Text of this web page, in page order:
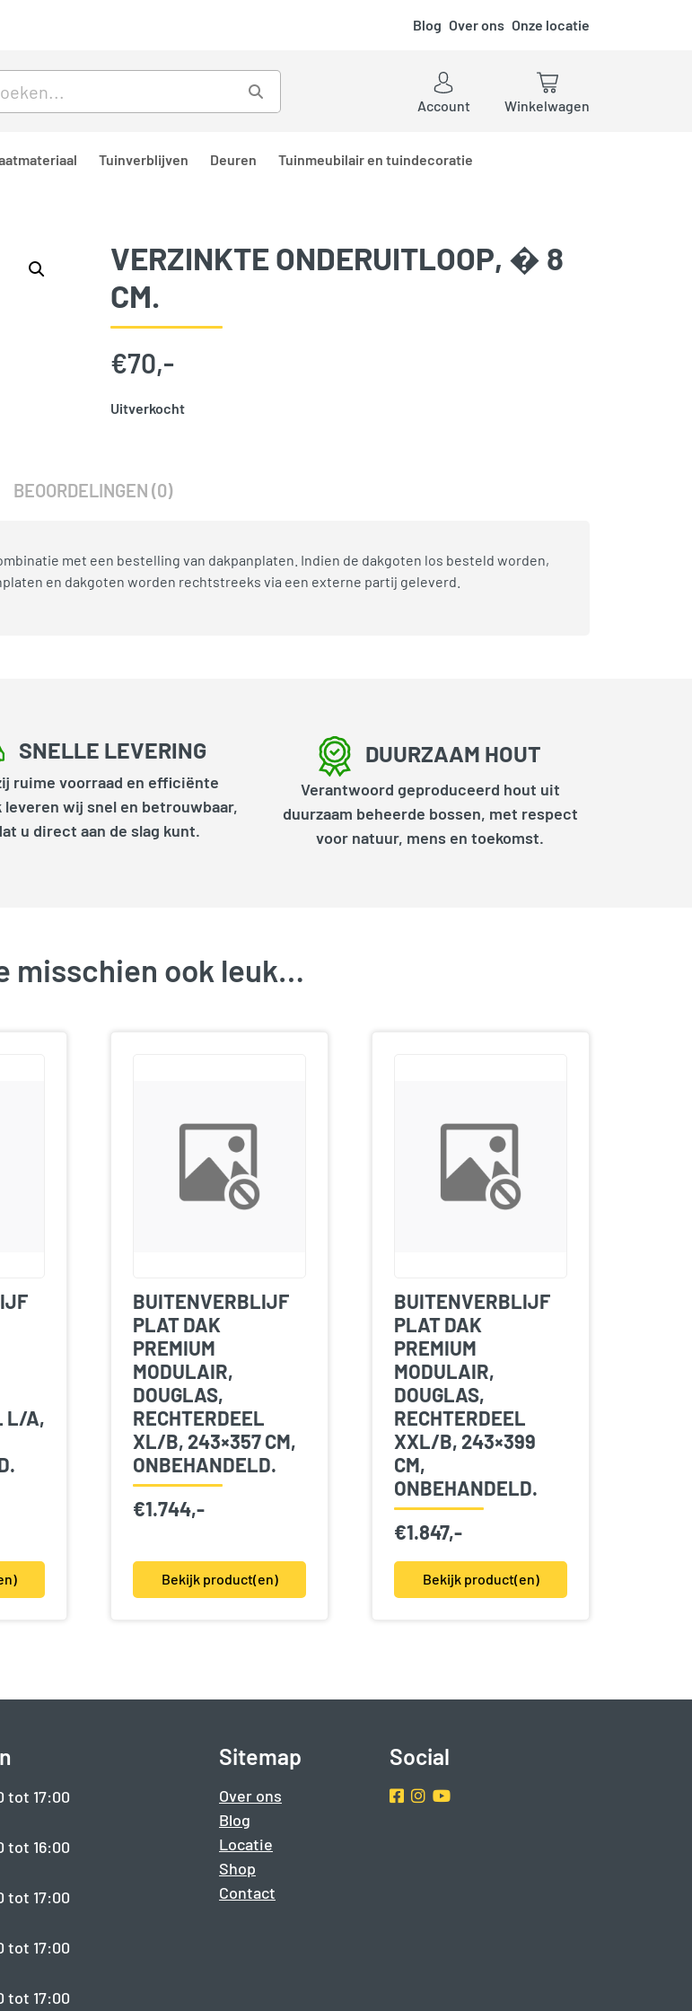
Blog Over ons Onze locatie
Account
Winkelwagen
Tuinverblijven Deuren Tuinmeubilair en tuindecoratie
VERZINKTE ONDERUITLOOP, � 8
CM.
€70,-
Uitverkocht
BEOORDELINGEN (0)
met een bestelling van dakpanplaten. Indien de dakgoten los besteld worden,
en dakgoten worden rechtstreeks via een externe partij geleverd.
SNELLE LEVERING
ruime voorraad en efficiënte
wij snel en betrouwbaar,
u direct aan de slag kunt.
DUURZAAM HOUT
Verantwoord geproduceerd hout uit
duurzaam beheerde bossen, met respect
voor natuur, mens en toekomst.
misschien ook leuk…
L/A,
BUITENVERBLIJF
PLAT DAK
PREMIUM
MODULAIR,
DOUGLAS,
RECHTERDEEL
XL/B, 243×357 CM,
ONBEHANDELD.
€1.744,-
Bekijk product(en)
BUITENVERBLIJF
PLAT DAK
PREMIUM
MODULAIR,
DOUGLAS,
RECHTERDEEL
XXL/B, 243×399
CM,
ONBEHANDELD.
€1.847,-
Bekijk product(en)
tot 17:00
tot 16:00
tot 17:00
tot 17:00
tot 17:00
Sitemap
Over ons
Blog
Locatie
Shop
Contact
Social
Facebook
Instragram
Youtube